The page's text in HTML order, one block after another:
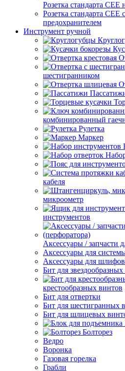
Розетка стандарта СЕЕ
Розетка стандарта СЕЕ
предохранителем
Инструмент ручной
шестигранником
комбинированный
Рулетка
Маркер
кабеля
микроометр
инструментов
Аксессуары / запчасти
Аксессуары для
Аксессуары для
Бит для
крестообразных винтов
Бит для отвертки
Бит для шестигранных
Бит для шлицевых
Болторез
Ведро
Воронка
Газовая горелка
Грабли